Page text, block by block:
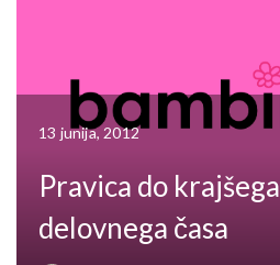
13 junija, 2012
Pravica do krajšega
delovnega časa